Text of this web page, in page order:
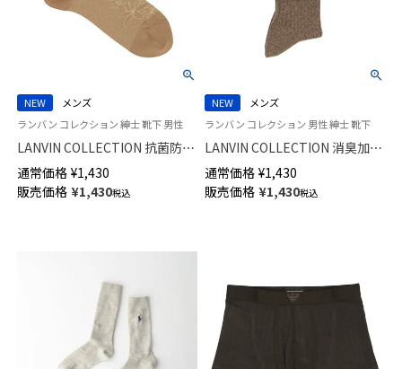
NEW
メンズ
ランバン コレクション 紳士 靴下 男性
LANVIN COLLECTION 抗菌防臭
Hiゲージ ALOHAパリデザイン
ミドル丈 カジュアル ソックス
メンズ 02412144
通常価格 ¥1,430
販売価格 ¥1,430税込
NEW
メンズ
ランバン コレクション 男性 紳士 靴下
LANVIN COLLECTION 消臭加工
土踏まずサポート 綿レーヨン混
JL両面刺しゅう クルー丈 カジ
ュアル ソックス メンズ 日本製
通常価格 ¥1,430
販売価格 ¥1,430税込